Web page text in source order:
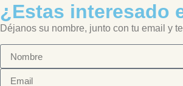
¿Estas interesado
Déjanos su nombre, junto con tu email y